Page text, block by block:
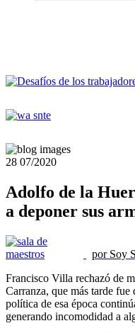
28 07/2020
Adolfo de la
a deponer sus
por Soy
Francisco Villa rechazó de
Carranza, que más tarde
política de esa época
generando incomodidad a